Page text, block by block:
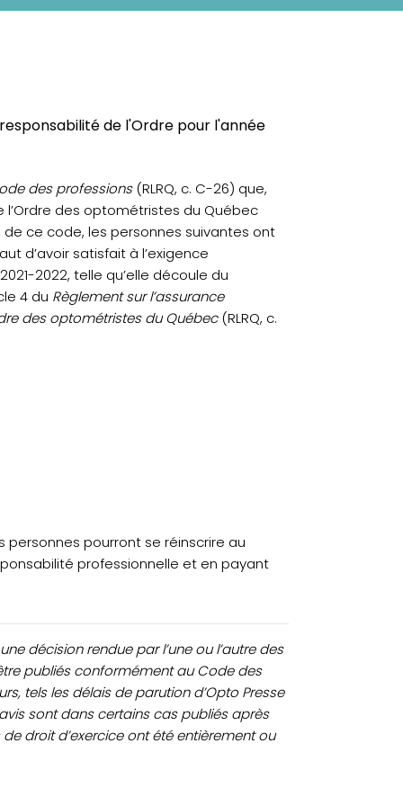
de l'Ordre pour l'année
des professions(RLRQ, c. C-26) que,
l’Ordre des optométristes du Québec
de ce code, les personnes suivantes ont
d’avoir satisfait à l’exigence
2022, telle qu’elle découle du
4 du Règlement sur l’assurance
des optométristes du Québec(RLRQ, c.
personnes pourront se réinscrire au
professionnelle et en payant
décision rendue par l’une ou l’autre des
publiés conformément au Code des
tels les délais de parution d’Opto Presse
sont dans certains cas publiés après
droit d’exercice ont été entièrement ou